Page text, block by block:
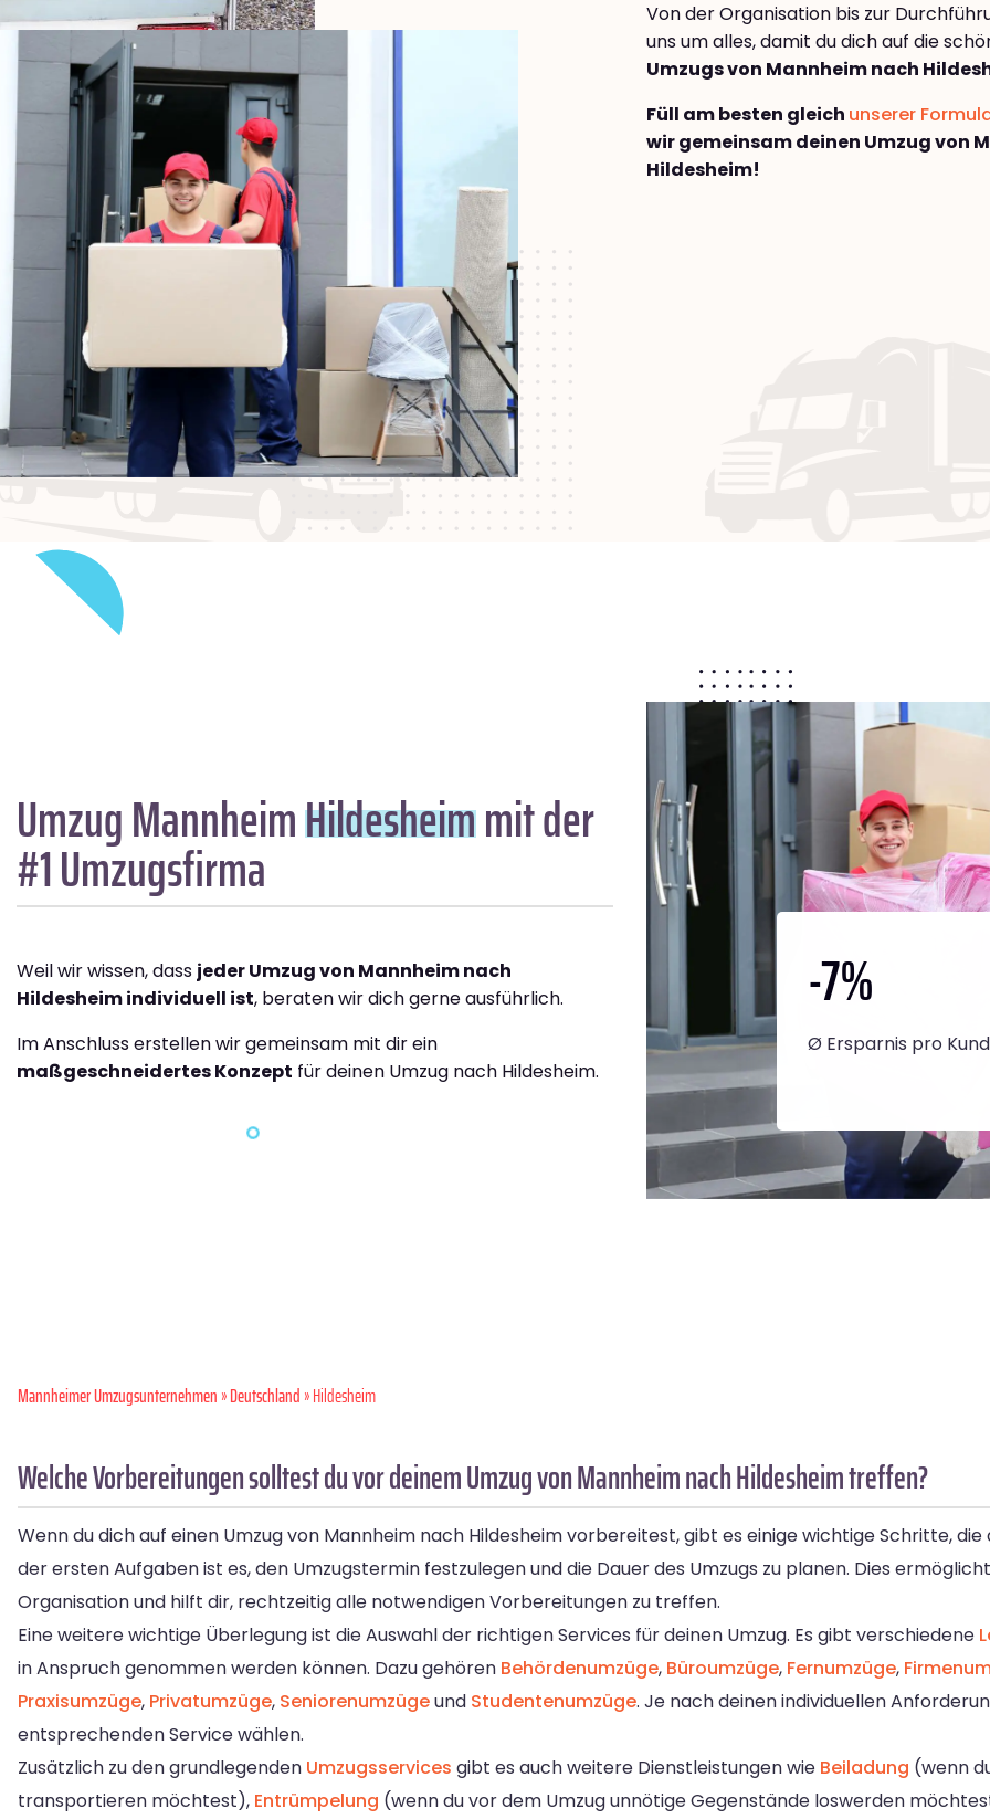
Von der Organisation bis zur
uns um alles, damit du dich auf die
Umzugs von Mannheim nach
Füll am besten gleich unserer
wir gemeinsam deinen Umzug von
Hildesheim!
Umzug MannheimHildesheimmit der
#1 Umzugsfirma
Weil wir wissen, dass jeder Umzug von Mannheim nach
Hildesheim individuell ist, beraten wir dich gerne ausführlich.
Im Anschluss erstellen wir gemeinsam mit dir ein
maßgeschneidertes Konzept für deinen Umzug nach Hildesheim.
-7%
Ø Ersparnis pro
Mannheimer Umzugsunternehmen»Deutschland» Hildesheim
Welche Vorbereitungen solltest du vor deinem Umzug von Mannheim nach Hildesheim treffen?
Wenn du dich auf einen Umzug von Mannheim nach Hildesheim vorbereitest, gibt es einige wichtige Schritte,
der ersten Aufgaben ist es, den Umzugstermin festzulegen und die Dauer des Umzugs zu planen. Dies
Organisation und hilft dir, rechtzeitig alle notwendigen Vorbereitungen zu treffen.
Eine weitere wichtige Überlegung ist die Auswahl der richtigen Services für deinen Umzug. Es gibt verschiedene
in Anspruch genommen werden können. Dazu gehören Behördenumzüge, Büroumzüge, Fernumzüge,
Praxisumzüge, Privatumzüge, Seniorenumzügeund Studentenumzüge. Je nach deinen individuellen
entsprechenden Service wählen.
Zusätzlich zu den grundlegenden Umzugsservices gibt es auch weitere Dienstleistungen wie Beiladung (wenn
transportieren möchtest), Entrümpelung (wenn du vor dem Umzug unnötige Gegenstände loswerden